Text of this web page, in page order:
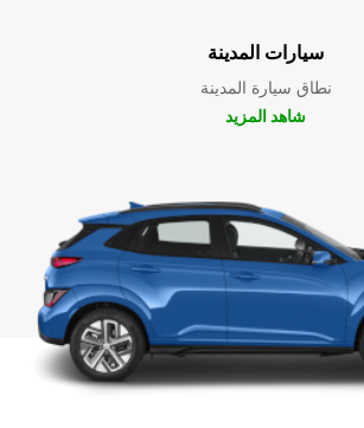
سيارات المدينة
نطاق سيارة المدينة
شاهد المزيد